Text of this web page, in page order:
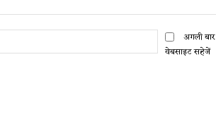
ईमेल:*अगली
वेबसाइट सहेजें